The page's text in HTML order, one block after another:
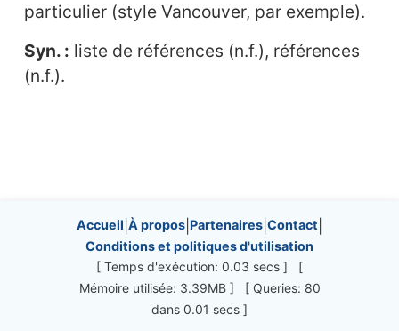
particulier (style Vancouver, par exemple).
Syn. : liste de références (n.f.), références
(n.f.).
Site information, links, etc.
Accueil À propos Partenaires Contact
Conditions et politiques d'utilisation
[ Temps d'exécution: 0.03 secs ] [
Mémoire utilisée: 3.39MB ] [ Queries: 80
dans 0.01 secs ]